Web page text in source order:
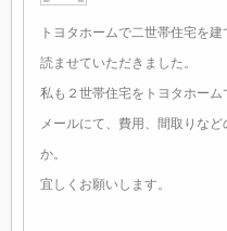
トヨタホームで二世帯住宅を
読ませていただきました。
私も２世帯住宅をトヨタホーム
メールにて、費用、間取りな
か。
宜しくお願いします。